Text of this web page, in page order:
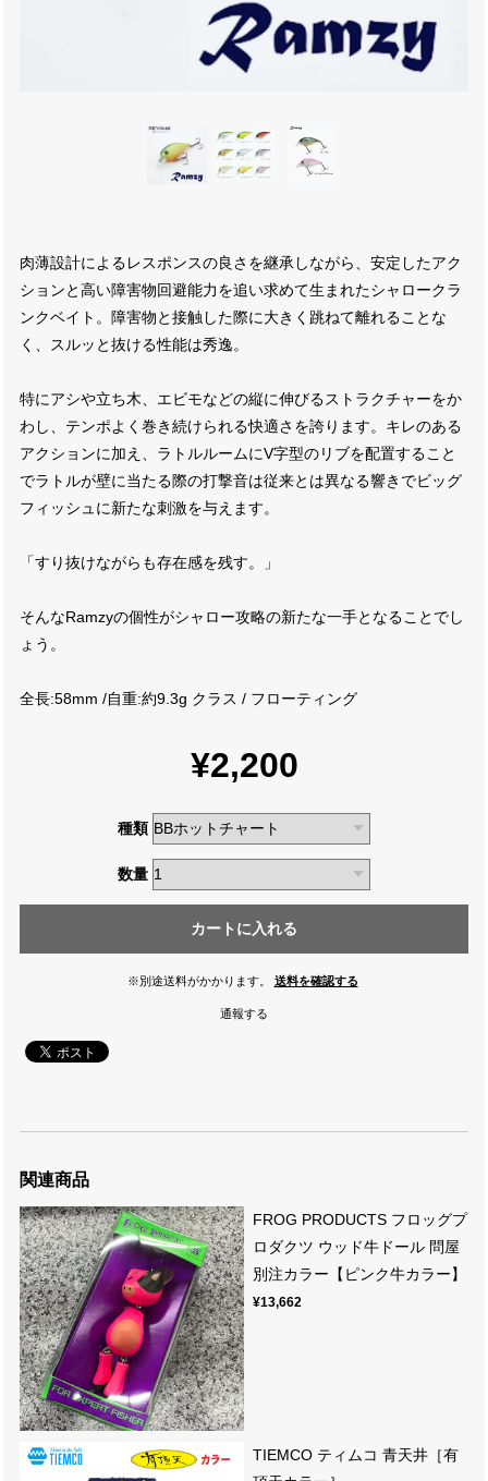
肉薄設計によるレスポンスの良さを継承しながら、安定したアク
ションと高い障害物回避能力を追い求めて生まれたシャロークラ
ンクベイト。障害物と接触した際に大きく跳ねて離れることな
く、スルッと抜ける性能は秀逸。
特にアシや立ち木、エビモなどの縦に伸びるストラクチャーをか
わし、テンポよく巻き続けられる快適さを誇ります。キレのある
アクションに加え、ラトルルームにV字型のリブを配置すること
でラトルが壁に当たる際の打撃音は従来とは異なる響きでビッグ
フィッシュに新たな刺激を与えます。
「すり抜けながらも存在感を残す。」
そんなRamzyの個性がシャロー攻略の新たな一手となることでし
ょう。
全長:58mm /自重:約9.3g クラス / フローティング
¥2,200
種類
数量
カートに入れる
※別途送料がかかります。 送料を確認する
通報する
関連商品
FROG PRODUCTS フロッグプ
ロダクツ ウッド牛ドール 問屋
別注カラー【ピンク牛カラー】
¥13,662
TIEMCO ティムコ 青天井［有